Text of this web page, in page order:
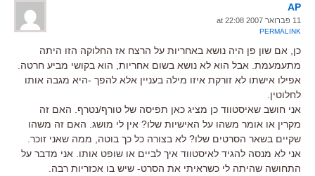
AP
11 פברואר 2007 at 22:08
PERMALINK
כן, אם שון פן היה נושא באחריות על הרצח אז החלוקה הזו היתה
מתעמעמת. אבל הוא לא נושא בשום אחריות, הוא בקושי מביע חרטה.
אפילו אישתו לא זורקת איזו מילה בעניין אלא להפך -היא מגבה אותו
לחלוטין.
אני חושב שאיסטווד כן מציג כאן תפיסה של טורף/נטרף. האם זה
מקרין או אומר משהו על האישיות שלו? אין לי מושג. האם זה משהו
שקיים בשאר הסרטים שלו? לא בצורה כל כך בוטה, ממה שאני זוכר.
אני לא מנסה להגיד לאיסטווד איך לביים או שופט אותו. אני מדבר על
התחושה שהיתה לי כשראיתי את הסרט- שיש בו אכזריות רבה.